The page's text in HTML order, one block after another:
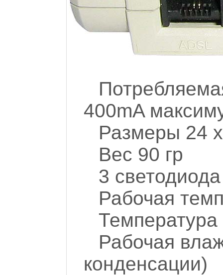
400mA
Размеры 24
Вес 90 гр
3
Рабочая
Рабочая
конденсации)